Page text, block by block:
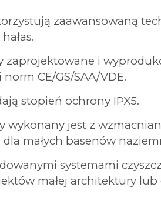
zaawansowaną
zaprojektowane i
CE/GS/SAA/VDE.
stopień ochrony IPX5.
wykonany jest z
dla małych basenów
systemami
małej architektury